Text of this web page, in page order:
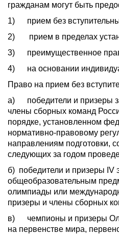
гражданам могут быть
1) прием без
2) прием в пределах
3) преимущественное
4) на основании
Право на прием без
а) победители и призеры
члены сборных команд
порядке, установленном
нормативно-правовому
направлениям подготовки,
следующих за годом
б) победители и призеры IV
общеобразовательным
олимпиады или
призеры и члены сборных
в) чемпионы и призеры
на первенстве мира,